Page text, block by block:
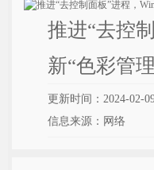
推进“去控
新“色彩管
更新时间：2024-02-
信息来源：网络